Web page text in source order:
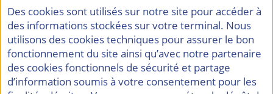
Des cookies sont utilisés sur notre site pour accéder à
des informations stockées sur votre terminal. Nous
utilisons des cookies techniques pour assurer le bon
fonctionnement du site ainsi qu’avec notre partenaire
des cookies fonctionnels de sécurité et partage
d’information soumis à votre consentement pour les
Accréditations et Labels